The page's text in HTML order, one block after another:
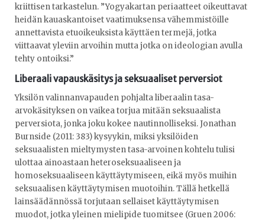
kriittisen tarkastelun. ”Yogyakartan periaatteet oikeuttavat
heidän kauaskantoiset vaatimuksensa vähemmistöille
annettavista etuoikeuksista käyttäen termejä, jotka
viittaavat yleviin arvoihin mutta jotka on ideologian avulla
tehty ontoiksi.”
Liberaali vapauskäsitys ja seksuaaliset perversiot
Yksilön valinnanvapauden pohjalta liberaalin tasa-
arvokäsityksen on vaikea torjua mitään seksuaalista
perversiota, jonka joku kokee nautinnolliseksi. Jonathan
Burnside (2011: 383) kysyykin, miksi yksilöiden
seksuaalisten mieltymysten tasa-arvoinen kohtelu tulisi
ulottaa ainoastaan heteroseksuaaliseen ja
homoseksuaaliseen käyttäytymiseen, eikä myös muihin
seksuaalisen käyttäytymisen muotoihin. Tällä hetkellä
lainsäädännössä torjutaan sellaiset käyttäytymisen
muodot, jotka yleinen mielipide tuomitsee (Gruen 2006: